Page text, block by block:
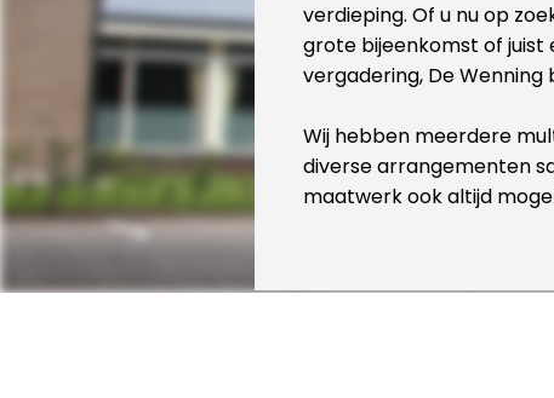
verdieping. Of u nu op
grote bijeenkomst of juist
vergadering, De
Wij hebben meerdere
diverse arrangementen
maatwerk ook altijd